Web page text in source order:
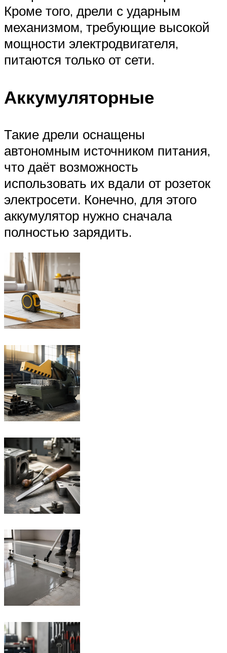
Кроме того, дрели с ударным
механизмом, требующие высокой
мощности электродвигателя,
питаются только от сети.
Аккумуляторные
Такие дрели оснащены
автономным источником питания,
что даёт возможность
использовать их вдали от розеток
электросети. Конечно, для этого
аккумулятор нужно сначала
полностью зарядить.